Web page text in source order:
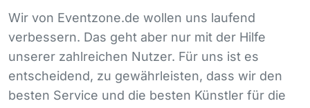
Wir von Eventzone.de wollen uns laufend
verbessern. Das geht aber nur mit der Hilfe
unserer zahlreichen Nutzer. Für uns ist es
entscheidend, zu gewährleisten, dass wir den
besten Service und die besten Künstler für die